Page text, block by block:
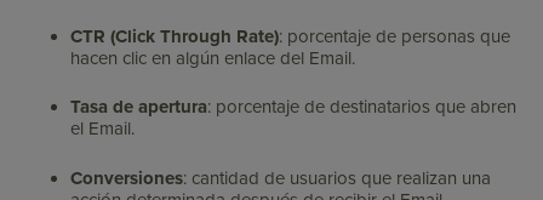
CTR (Click Through Rate): porcentaje de personas que
hacen clic en algún enlace del Email.
Tasa de apertura: porcentaje de destinatarios que abren
el Email.
Conversiones: cantidad de usuarios que realizan una